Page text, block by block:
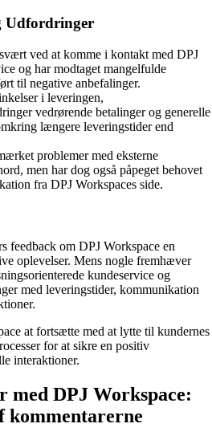
Udfordringer
ved at komme i kontakt med DPJ
og har modtaget mangelfulde
til negative anbefalinger.
i leveringen,
vedrørende betalinger og generelle
længere leveringstider end
problemer med eksterne
men har dog også påpeget behovet
fra DPJ Workspaces side.
feedback om DPJ Workspace en
oplevelser. Mens nogle fremhæver
kundeservice og
med leveringstider, kommunikation
at fortsætte med at lytte til kundernes
for at sikre en positiv
interaktioner.
med DPJ Workspace:
kommentarerne